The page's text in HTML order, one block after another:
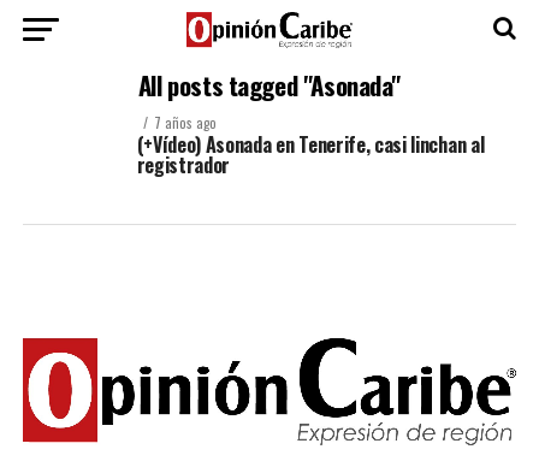
All posts tagged "Asonada"
7 años ago
(+Vídeo) Asonada en Tenerife, casi linchan al
registrador